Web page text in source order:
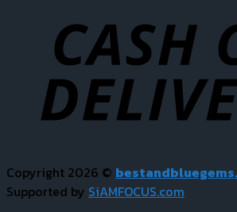
Copyright 2026 ©
Supported by SiAMFOCUS.com